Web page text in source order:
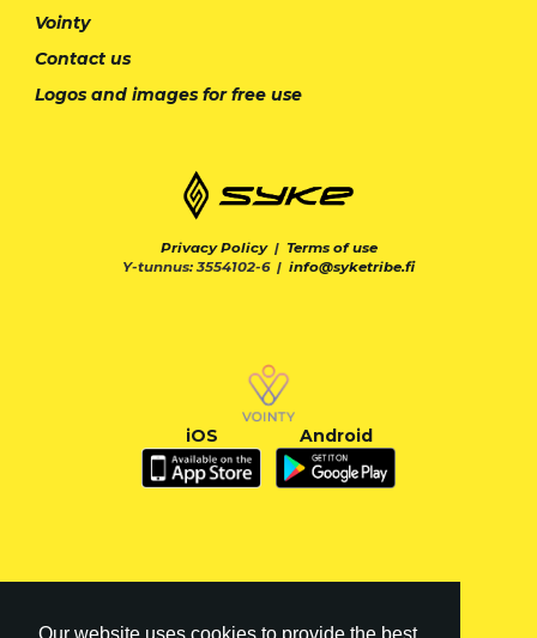
Vointy
Contact us
Logos and images for free use
Privacy Policy| Terms of use
Y-tunnus: 3554102-6 | info@syketribe.fi
iOS Android